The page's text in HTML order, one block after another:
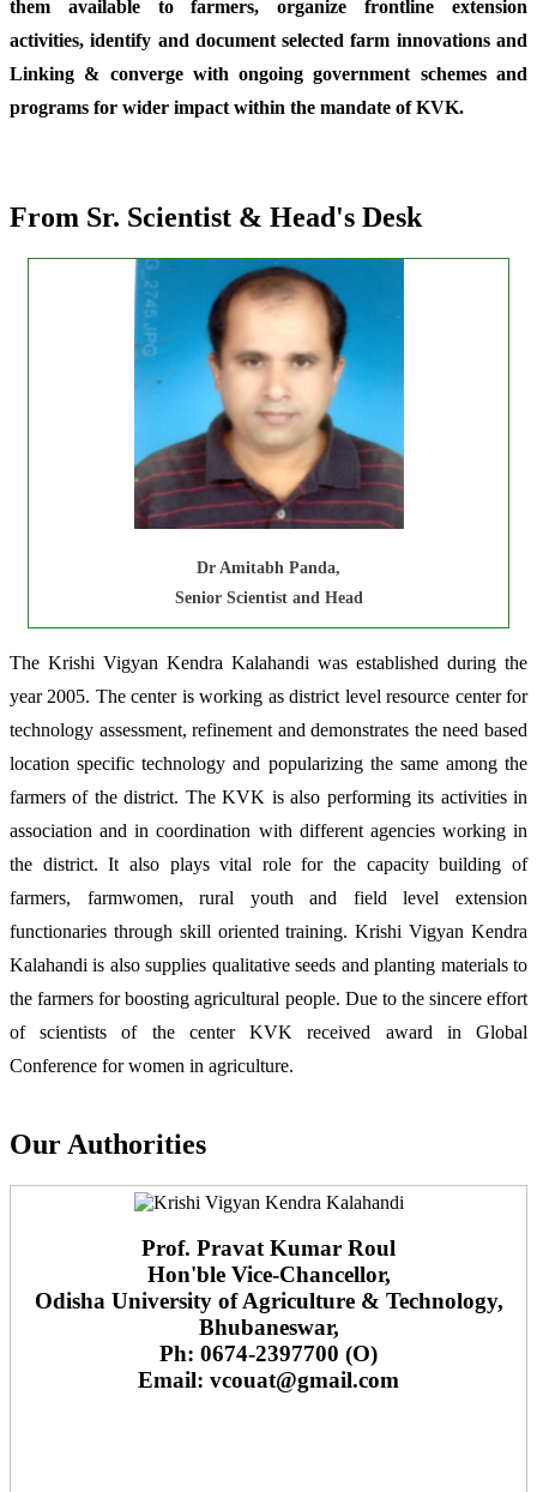
them available to farmers, organize frontline extension
activities, identify and document selected farm innovations and
Linking & converge with ongoing government schemes and
programs for wider impact within the mandate of KVK.
From Sr. Scientist & Head's Desk
Dr Amitabh Panda,
Senior Scientist and Head
The Krishi Vigyan Kendra Kalahandi was established during the
year 2005. The center is working as district level resource center for
technology assessment, refinement and demonstrates the need based
location specific technology and popularizing the same among the
farmers of the district. The KVK is also performing its activities in
association and in coordination with different agencies working in
the district. It also plays vital role for the capacity building of
farmers, farmwomen, rural youth and field level extension
functionaries through skill oriented training. Krishi Vigyan Kendra
Kalahandi is also supplies qualitative seeds and planting materials to
the farmers for boosting agricultural people. Due to the sincere effort
of scientists of the center KVK received award in Global
Conference for women in agriculture.
Our Authorities
Prof. Pravat Kumar Roul
Hon'ble Vice-Chancellor,
Odisha University of Agriculture & Technology,
Bhubaneswar,
Ph: 0674-2397700 (O)
Email: vcouat@gmail.com